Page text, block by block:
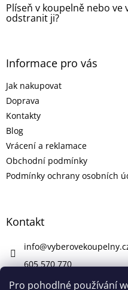
Pro pohodlné používání
Plíseň v koupelně nebo ve
odstranit ji?
Informace pro vás
Jak nakupovat
Doprava
Kontakty
Blog
Vrácení a reklamace
Obchodní podmínky
Podmínky ochrany osobních
Kontakt
info@
605 570 770
https://